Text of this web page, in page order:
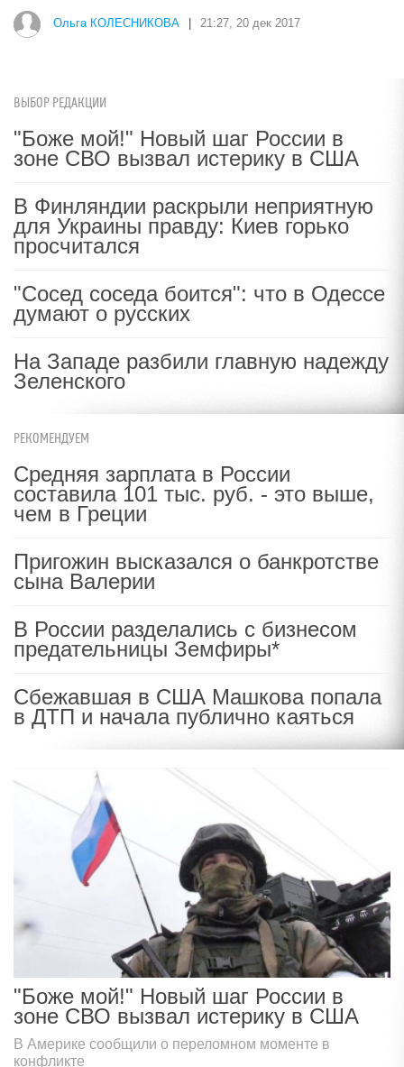
Ольга КОЛЕСНИКОВА 21:27, 20 дек 2017
ВЫБОР РЕДАКЦИИ
"Боже мой!" Новый шаг России в
зоне СВО вызвал истерику в США
В Финляндии раскрыли неприятную
для Украины правду: Киев горько
просчитался
"Сосед соседа боится": что в Одессе
думают о русских
На Западе разбили главную надежду
Зеленского
РЕКОМЕНДУЕМ
Средняя зарплата в России
составила 101 тыс. руб. - это выше,
чем в Греции
Пригожин высказался о банкротстве
сына Валерии
В России разделались с бизнесом
предательницы Земфиры*
Сбежавшая в США Машкова попала
в ДТП и начала публично каяться
"Боже мой!" Новый шаг России в
зоне СВО вызвал истерику в США
В Америке сообщили о переломном моменте в
конфликте